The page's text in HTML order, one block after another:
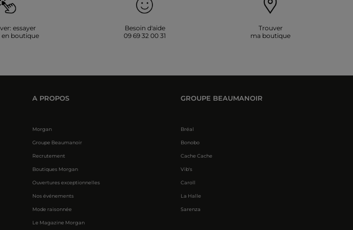
essayer
en boutique
Besoin d'aide
09 69 32 00 31
Trouver
ma boutique
A PROPOS
Morgan
Groupe Beaumanoir
Recrutement
Boutiques Morgan
Ouvertures exceptionnelles
Nos événements
Mode raisonnée
Le Magazine Morgan
GROUPE BEAUMANOIR
Bréal
Bonobo
Cache Cache
Vib's
Caroll
La Halle
Sarenza